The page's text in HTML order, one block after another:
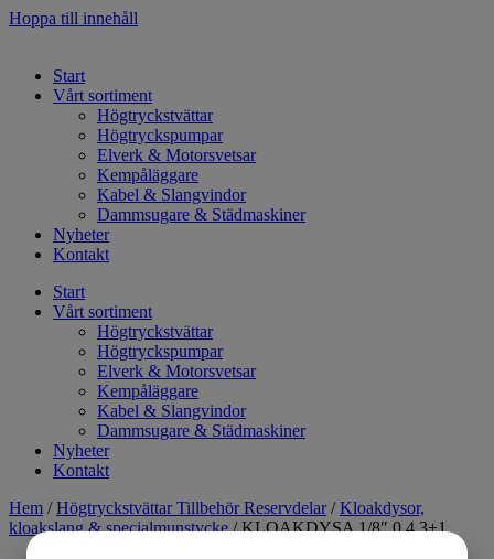
Hoppa till innehåll
Start
Vårt sortiment
Högtryckstvättar
Högtryckspumpar
Elverk & Motorsvetsar
Kempåläggare
Kabel & Slangvindor
Dammsugare & Städmaskiner
Nyheter
Kontakt
Start
Vårt sortiment
Högtryckstvättar
Högtryckspumpar
Elverk & Motorsvetsar
Kempåläggare
Kabel & Slangvindor
Dammsugare & Städmaskiner
Nyheter
Kontakt
Hem /Högtryckstvättar Tillbehör Reservdelar /Kloakdysor,
kloakslang & specialmunstycke/ KLOAKDYSA 1/8″ 0,4 3+1